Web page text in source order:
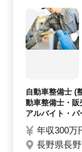
でカバー。自
付けなど、幅
でき、さらな
自動車整備士 (
動車整備士・販
アルバイト・パ
年収300
長野県長